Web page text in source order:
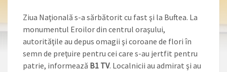
Ziua Naţională s-a sărbătorit cu fast şi la Buftea. La
monumentul Eroilor din centrul oraşului,
autorităţile au depus omagii şi coroane de flori în
semn de preţuire pentru cei care s-au jertfit pentru
patrie, informează B1 TV. Localnicii au admirat şi au